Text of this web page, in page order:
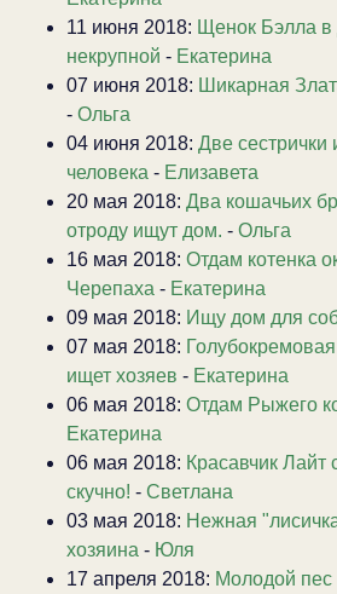
11 июня 2018: Щенок Бэлла в
некрупной - Екатерина
07 июня 2018: Шикарная
- Ольга
04 июня 2018: Две сестрички
человека - Елизавета
20 мая 2018: Два кошачьих
отроду ищут дом. - Ольга
16 мая 2018: Отдам котенка
Черепаха - Екатерина
09 мая 2018: Ищу дом для
07 мая 2018:
ищет хозяев - Екатерина
06 мая 2018: Отдам Рыжего
Екатерина
06 мая 2018: Красавчик Лайт
скучно! - Светлана
03 мая 2018: Нежная
хозяина - Юля
17 апреля 2018: Молодой